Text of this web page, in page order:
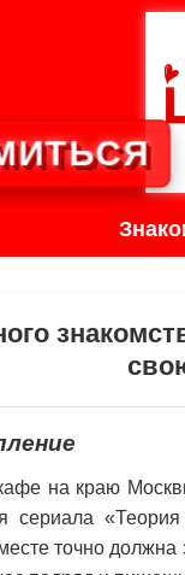
на краю
сериала
точно должна